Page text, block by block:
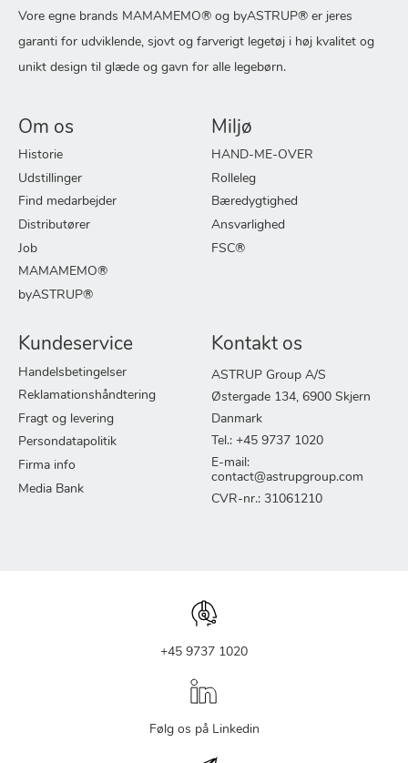
Vore egne brands MAMAMEMO® og byASTRUP® er jeres
garanti for udviklende, sjovt og farverigt legetøj i høj kvalitet og
unikt design til glæde og gavn for alle legebørn.
Om os
Historie
Udstillinger
Find medarbejder
Distributører
Job
MAMAMEMO®
byASTRUP®
Miljø
HAND-ME-OVER
Rolleleg
Bæredygtighed
Ansvarlighed
FSC®
Kundeservice
Handelsbetingelser
Reklamationshåndtering
Fragt og levering
Persondatapolitik
Firma info
Media Bank
Kontakt os
ASTRUP Group A/S
Østergade 134, 6900 Skjern
Danmark
Tel.: +45 9737 1020
E-mail:
contact@astrupgroup.com
CVR-nr.: 31061210
+45 9737 1020
Følg os på Linkedin